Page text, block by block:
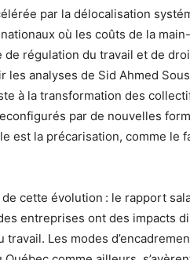
par la délocalisation
où les coûts de la
de régulation du travail et de
les analyses de Sid Ahmed
à la transformation des
par de nouvelles
est la précarisation, comme le
cette évolution : le rapport
entreprises ont des impacts
Les modes